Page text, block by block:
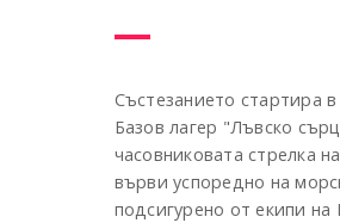
Състезанието стартира
Базов лагер "Лъвско
часовниковата стрелка
върви успоредно на
подсигурено от екипи